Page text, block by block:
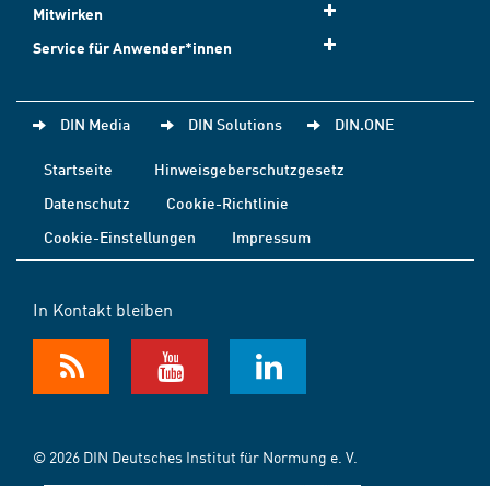
Mitwirken
Service für Anwender*innen
DIN Media DIN Solutions DIN.ONE
Startseite
Hinweisgeberschutzgesetz
Datenschutz
Cookie-Richtlinie
Cookie-Einstellungen
Impressum
In Kontakt bleiben
© 2026 DIN Deutsches Institut für Normung e. V.